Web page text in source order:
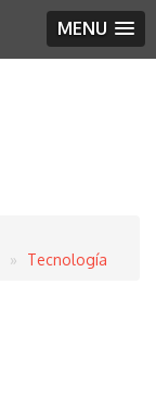
MENU
Tecnología